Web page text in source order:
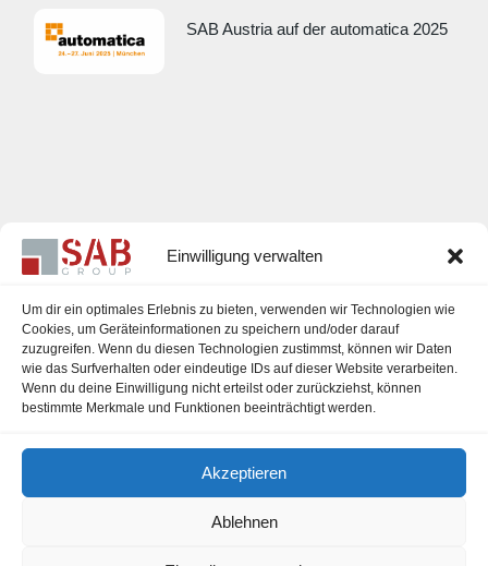
Einwilligung verwalten
Um dir ein optimales Erlebnis zu bieten, verwenden wir Technologien wie
Cookies, um Geräteinformationen zu speichern und/oder darauf
zuzugreifen. Wenn du diesen Technologien zustimmst, können wir Daten
wie das Surfverhalten oder eindeutige IDs auf dieser Website verarbeiten.
Wenn du deine Einwilligung nicht erteilst oder zurückziehst, können
bestimmte Merkmale und Funktionen beeinträchtigt werden.
Akzeptieren
Ablehnen
SAB Austria auf der automatica 2025
Karriere
Impressum
Datenschutzerklärung
Cookie-Richtlinie (EU)